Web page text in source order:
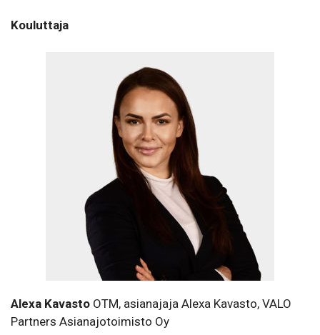
Kouluttaja
Alexa Kavasto OTM, asianajaja Alexa Kavasto, VALO
Partners Asianajotoimisto Oy